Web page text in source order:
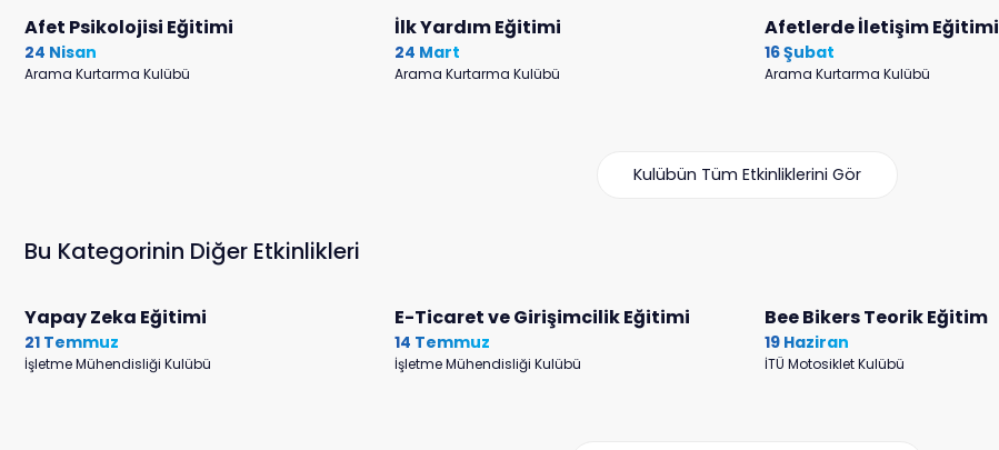
Afet Psikolojisi Eğitimi
24 Nisan
Arama Kurtarma Kulübü
İlk Yardım Eğitimi
24 Mart
Arama Kurtarma Kulübü
Afetlerde İletişim Eğitimi
16 Şubat
Arama Kurtarma Kulübü
Kulübün Tüm Etkinliklerini Gör
Bu Kategorinin Diğer Etkinlikleri
Yapay Zeka Eğitimi
21 Temmuz
İşletme Mühendisliği Kulübü
E-Ticaret ve Girişimcilik Eğitimi
14 Temmuz
İşletme Mühendisliği Kulübü
Bee Bikers Teorik Eğitim
19 Haziran
İTÜ Motosiklet Kulübü